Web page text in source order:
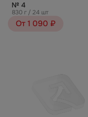
№ 4
830 г / 24 шт
От 1 090 ₽